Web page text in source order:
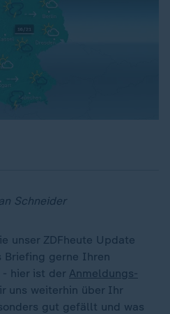
Schneider
unser ZDFheute Update
Briefing gerne Ihren
- hier ist der Anmeldungs-
uns weiterhin über Ihr
gut gefällt und was